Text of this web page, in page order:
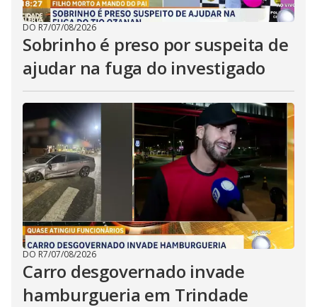
DO R7/07/08/2026
Sobrinho é preso por suspeita de
ajudar na fuga do investigado
DO R7/07/08/2026
Carro desgovernado invade
hamburgueria em Trindade